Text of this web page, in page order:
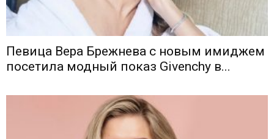
Певица Вера Брежнева с новым имиджем
посетила модный показ Givenchу в...